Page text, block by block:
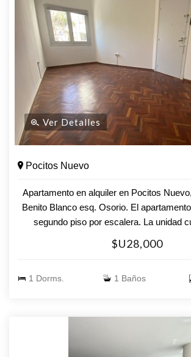
Ver Detalles
Pocitos Nuevo
Apartamento en alquiler en Pocitos
Benito Blanco esq. Osorio. El
segundo piso por escalera. La unidad
cómodo living comedor, cocina definida,
al frente. Alquiler $28.000 GC $3800
$U28,000
1 Dorms. 1 Baños